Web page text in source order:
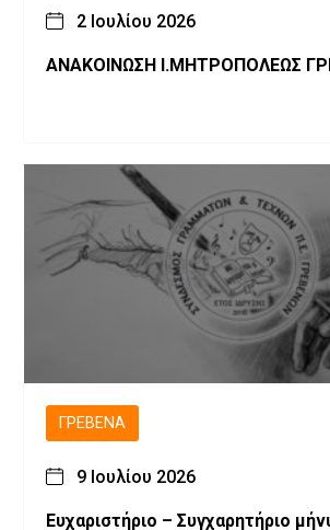
2 Ιουλίου 2026
ΑΝΑΚΟΙΝΩΣΗ Ι.ΜΗΤΡΟΠΟΛΕΩΣ
ΓΡΕΒΕΝΆ
9 Ιουλίου 2026
Ευχαριστήριο – Συγχαρητήριο